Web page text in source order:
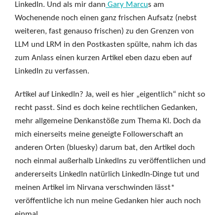
LinkedIn. Und als mir dann Gary Marcus am
Wochenende noch einen ganz frischen Aufsatz (nebst
weiteren, fast genauso frischen) zu den Grenzen von
LLM und LRM in den Postkasten spülte, nahm ich das
zum Anlass einen kurzen Artikel eben dazu eben auf
LinkedIn zu verfassen.
Artikel auf LinkedIn? Ja, weil es hier „eigentlich“ nicht so
recht passt. Sind es doch keine rechtlichen Gedanken,
mehr allgemeine Denkanstöße zum Thema KI. Doch da
mich einerseits meine geneigte Followerschaft an
anderen Orten (bluesky) darum bat, den Artikel doch
noch einmal außerhalb LinkedIns zu veröffentlichen und
andererseits LinkedIn natürlich LinkedIn-Dinge tut und
meinen Artikel im Nirvana verschwinden lässt*
veröffentliche ich nun meine Gedanken hier auch noch